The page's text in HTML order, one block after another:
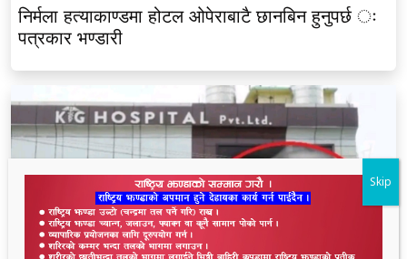
निर्मला हत्याकाण्डमा होटल ओपेराबाटै छानबिन हुनुपर्छ ः
पत्रकार भण्डारी
Skip